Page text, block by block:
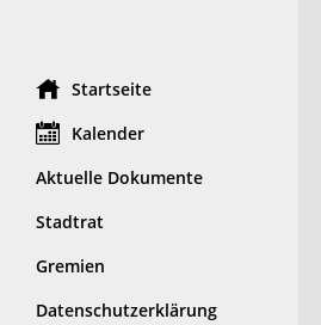
Startseite
Kalender
Aktuelle Dokumente
Stadtrat
Gremien
Datenschutzerklärung